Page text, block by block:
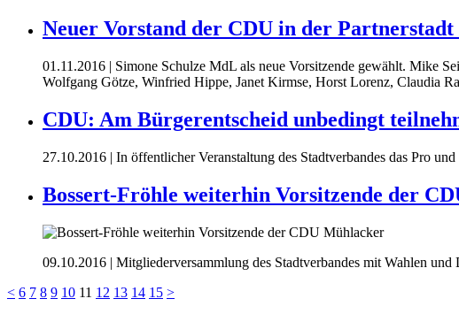
Neuer Vorstand der CDU in der Partnerstadt
01.11.2016 | Simone Schulze MdL als neue Vorsitzende gewählt. Mike
Wolfgang Götze, Winfried Hippe, Janet Kirmse, Horst Lorenz, Claudia
CDU: Am Bürgerentscheid unbedingt
27.10.2016 | In öffentlicher Veranstaltung des Stadtverbandes das Pro
Bossert-Fröhle weiterhin Vorsitzende der
09.10.2016 | Mitgliederversammlung des Stadtverbandes mit Wahlen
< 6 7 8 9 10 11 12 13 14 15 >